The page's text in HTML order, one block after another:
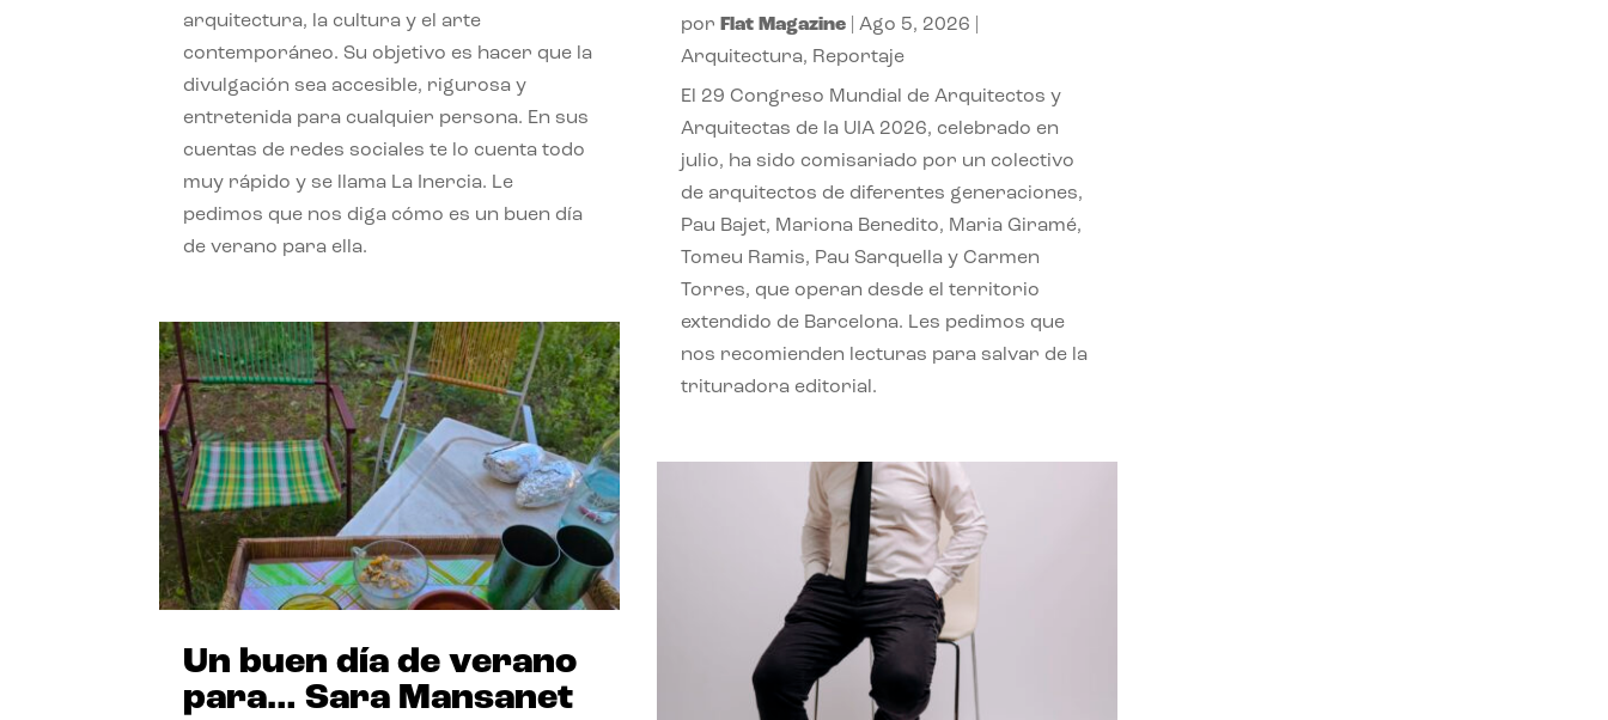
arquitectura, la cultura y el arte
contemporáneo. Su objetivo es hacer que la
divulgación sea accesible, rigurosa y
entretenida para cualquier persona. En sus
cuentas de redes sociales te lo cuenta todo
muy rápido y se llama La Inercia. Le
pedimos que nos diga cómo es un buen día
de verano para ella.
Un buen día de verano
para… Sara Mansanet
por Flat Magazine| Ago 5, 2026
Arquitectura, Reportaje
El 29 Congreso Mundial de Arquitectos y
Arquitectas de la UIA 2026, celebrado en
julio, ha sido comisariado por un colectivo
de arquitectos de diferentes generaciones,
Pau Bajet, Mariona Benedito, Maria Giramé,
Tomeu Ramis, Pau Sarquella y Carmen
Torres, que operan desde el territorio
extendido de Barcelona. Les pedimos que
nos recomienden lecturas para salvar de la
trituradora editorial.